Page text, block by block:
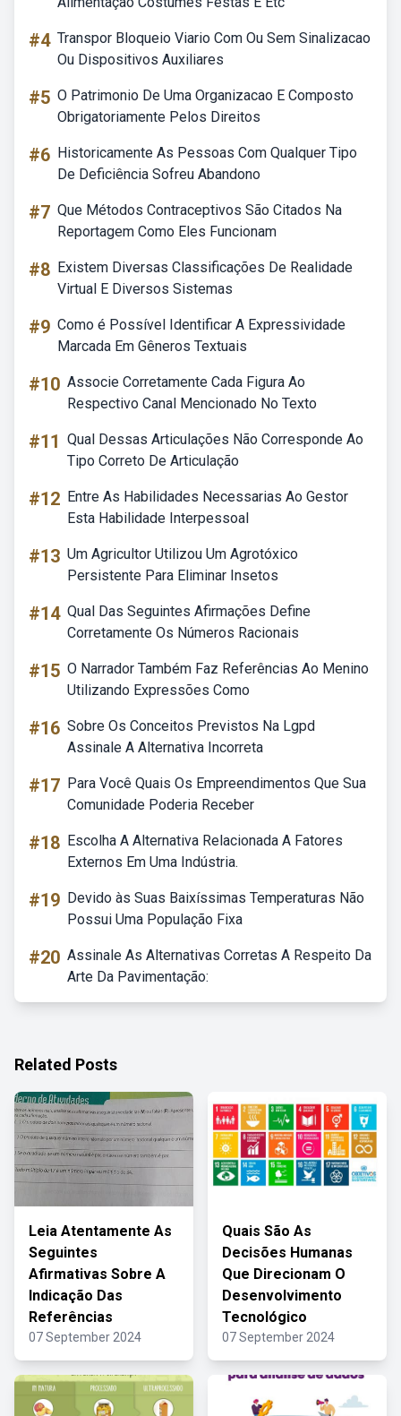
#4 Transpor Bloqueio Viario Com Ou Sem Sinalizacao
Ou Dispositivos Auxiliares
#5 O Patrimonio De Uma Organizacao E Composto
Obrigatoriamente Pelos Direitos
#6 Historicamente As Pessoas Com Qualquer Tipo
De Deficiência Sofreu Abandono
#7 Que Métodos Contraceptivos São Citados Na
Reportagem Como Eles Funcionam
#8 Existem Diversas Classificações De Realidade
Virtual E Diversos Sistemas
#9 Como é Possível Identificar A Expressividade
Marcada Em Gêneros Textuais
#10 Associe Corretamente Cada Figura Ao
Respectivo Canal Mencionado No Texto
#11 Qual Dessas Articulações Não Corresponde Ao
Tipo Correto De Articulação
#12 Entre As Habilidades Necessarias Ao Gestor
Esta Habilidade Interpessoal
#13 Um Agricultor Utilizou Um Agrotóxico
Persistente Para Eliminar Insetos
#14 Qual Das Seguintes Afirmações Define
Corretamente Os Números Racionais
#15 O Narrador Também Faz Referências Ao Menino
Utilizando Expressões Como
#16 Sobre Os Conceitos Previstos Na Lgpd
Assinale A Alternativa Incorreta
#17 Para Você Quais Os Empreendimentos Que Sua
Comunidade Poderia Receber
#18 Escolha A Alternativa Relacionada A Fatores
Externos Em Uma Indústria.
#19 Devido às Suas Baixíssimas Temperaturas Não
Possui Uma População Fixa
#20 Assinale As Alternativas Corretas A Respeito Da
Arte Da Pavimentação:
Related Posts
Leia Atentamente As
Seguintes
Afirmativas Sobre A
Indicação Das
Referências
07 September 2024
Quais São As
Decisões Humanas
Que Direcionam O
Desenvolvimento
Tecnológico
07 September 2024